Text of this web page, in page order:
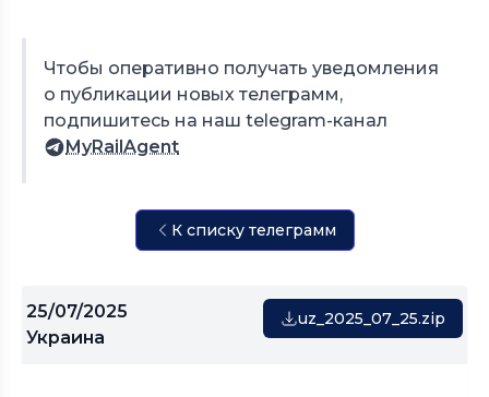
Чтобы оперативно получать уведомления
о публикации новых телеграмм,
подпишитесь на наш telegram-канал
MyRailAgent
К списку телеграмм
25/07/2025
Украина
uz_2025_07_25.zip